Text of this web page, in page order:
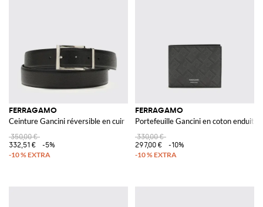
FERRAGAMO
Ceinture Gancini réversible en cuir
350,00 €
332,51 €
-5%
FERRAGAMO
Portefeuille Gancini en coton enduit
330,00 €
297,00 €
-10%